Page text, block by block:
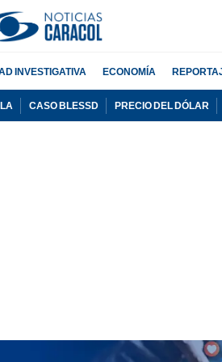
INVESTIGATIVA ECONOMÍA
CASO BLESSD PRECIO DEL DÓLAR